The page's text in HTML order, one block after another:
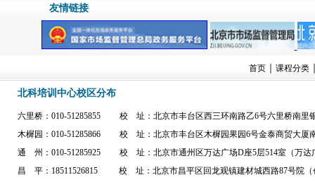
友情链接
首页 课程分类
北科培训中心校区分布
六里桥：010-51285855 校 址：北京市丰台区西三环南路乙6号六里桥南里
木樨园：010-51285866 校 址：北京市丰台区木樨园果园6号金泰商贸大厦
通 州：010-51285925 校 址：北京市通州区万达广场D座5层514室（万达
昌 平：18511526815 校 址：北京市昌平区回龙观镇建材城西路87号院（